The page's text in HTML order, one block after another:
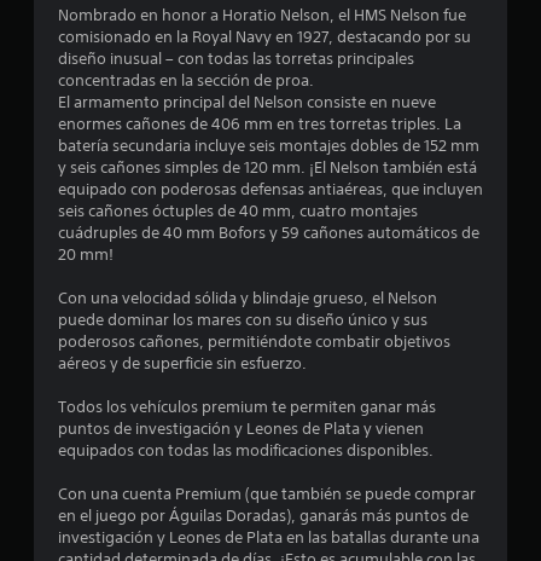
e
l
a
2
l
i
Nombrado en honor a Horatio Nelson, el HMS Nelson fue
comisionado en la Royal Navy en 1927, destacando por su
diseño inusual – con todas las torretas principales
concentradas en la sección de proa.
El armamento principal del Nelson consiste en nueve
enormes cañones de 406 mm en tres torretas triples. La
batería secundaria incluye seis montajes dobles de 152 mm
y seis cañones simples de 120 mm. ¡El Nelson también está
equipado con poderosas defensas antiaéreas, que incluyen
seis cañones óctuples de 40 mm, cuatro montajes
cuádruples de 40 mm Bofors y 59 cañones automáticos de
20 mm!
Con una velocidad sólida y blindaje grueso, el Nelson
puede dominar los mares con su diseño único y sus
poderosos cañones, permitiéndote combatir objetivos
aéreos y de superficie sin esfuerzo.
Todos los vehículos premium te permiten ganar más
puntos de investigación y Leones de Plata y vienen
equipados con todas las modificaciones disponibles.
Con una cuenta Premium (que también se puede comprar
en el juego por Águilas Doradas), ganarás más puntos de
investigación y Leones de Plata en las batallas durante una